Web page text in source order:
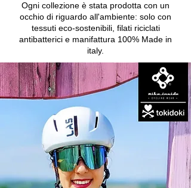
Ogni collezione è stata prodotta con un
occhio di riguardo all'ambiente: solo con
tessuti eco-sostenibili, filati riciclati
antibatterici e manifattura 100% Made in
italy.